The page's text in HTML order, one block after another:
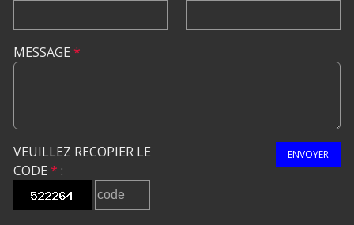
MESSAGE *
VEUILLEZ RECOPIER LE
CODE * :
ENVOYER